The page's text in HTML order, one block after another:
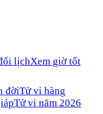
lịchXem giờ tốt
đờiTử vi hàng
Tử vi năm 2026